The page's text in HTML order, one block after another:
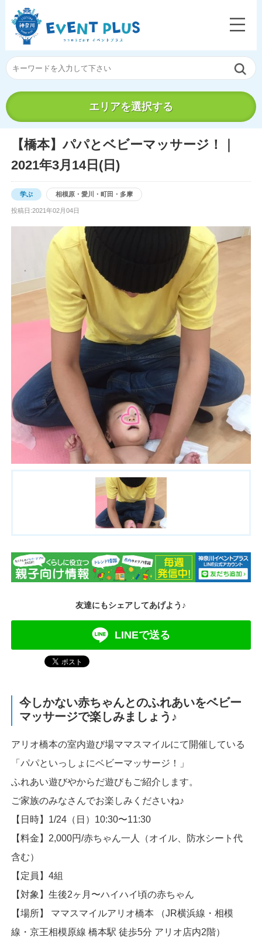
エリアを選択する
【橋本】パパとベビーマッサージ！｜
2021年3月14日(日)
学ぶ 相模原・愛川・町田・多摩
投稿日:2021年02月04日
友達にもシェアしてあげよう♪
LINEで送る
今しかない赤ちゃんとのふれあいをベビー
マッサージで楽しみましょう♪
アリオ橋本の室内遊び場ママスマイルにて開催している
「パパといっしょにベビーマッサージ！」
ふれあい遊びやからだ遊びもご紹介します。
ご家族のみなさんでお楽しみくださいね♪
【日時】1/24（日）10:30〜11:30
【料金】2,000円/赤ちゃん一人（オイル、防水シート代
含む）
【定員】4組
【対象】生後2ヶ月〜ハイハイ頃の赤ちゃん
【場所】 ママスマイルアリオ橋本 （JR横浜線・相模
線・京王相模原線 橋本駅 徒歩5分 アリオ店内2階）